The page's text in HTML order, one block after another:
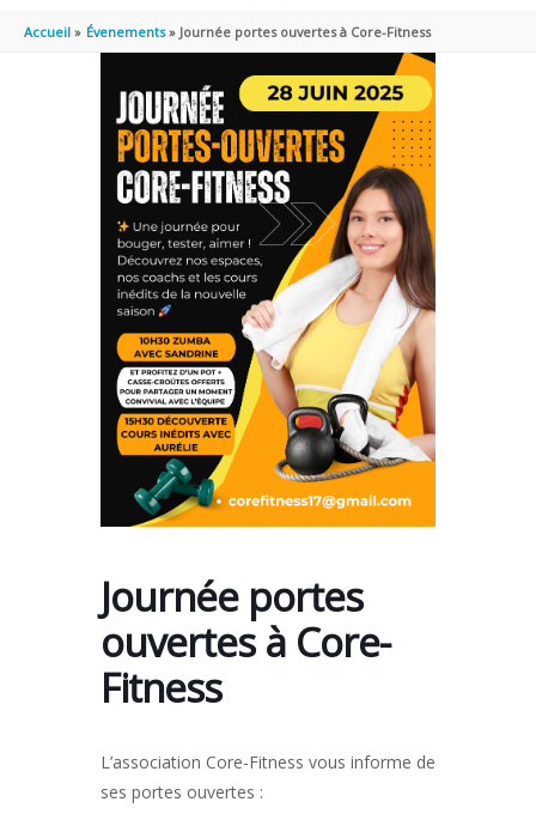
PRINCIPAL
Accueil Évenements Journée portes ouvertes à Core-Fitness
Journée portes
ouvertes à Core-
Fitness
L’association Core-Fitness vous informe de
ses portes ouvertes :